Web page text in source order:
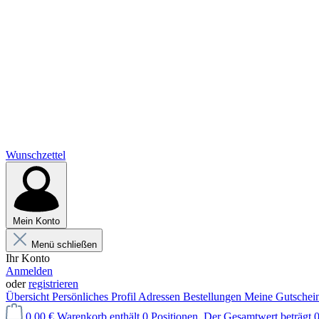
Wunschzettel
Mein Konto
Menü schließen
Ihr Konto
Anmelden
oderregistrieren
Übersicht Persönliches Profil Adressen Bestellungen Meine
0,00 € Warenkorb enthält 0 Positionen. Der Gesamtwert beträgt